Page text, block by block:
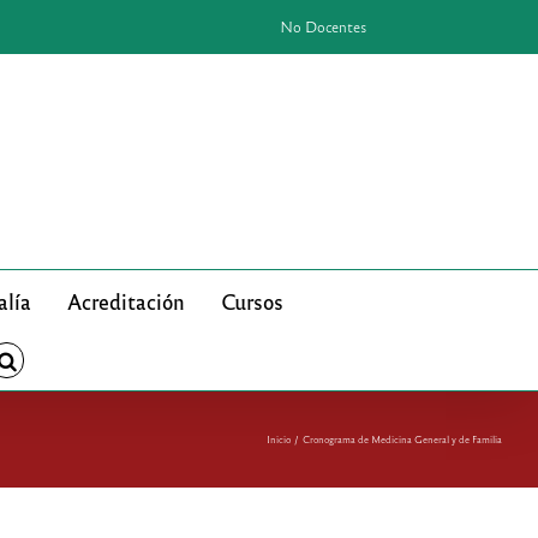
No Docentes
Acreditación Cursos
Inicio Cronograma de Medicina General y de Familia